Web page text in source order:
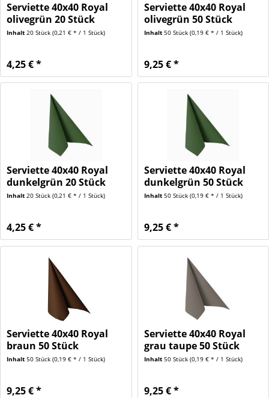
Serviette 40x40 Royal
olivegrün 20 Stück
Inhalt20 Stück(0,21 € * / 1 Stück)
4,25 € *
Serviette 40x40 Royal
olivegrün 50 Stück
Inhalt 50 Stück (0,19 € * / 1 Stück)
9,25 € *
Serviette 40x40 Royal
dunkelgrün 20 Stück
Inhalt20 Stück(0,21 € * / 1 Stück)
4,25 € *
Serviette 40x40 Royal
dunkelgrün 50 Stück
Inhalt 50 Stück (0,19 € * / 1 Stück)
9,25 € *
Serviette 40x40 Royal
braun 50 Stück
Inhalt50 Stück(0,19 € * / 1 Stück)
9,25 € *
Serviette 40x40 Royal
grau taupe 50 Stück
Inhalt 50 Stück (0,19 € * / 1 Stück)
9,25 € *